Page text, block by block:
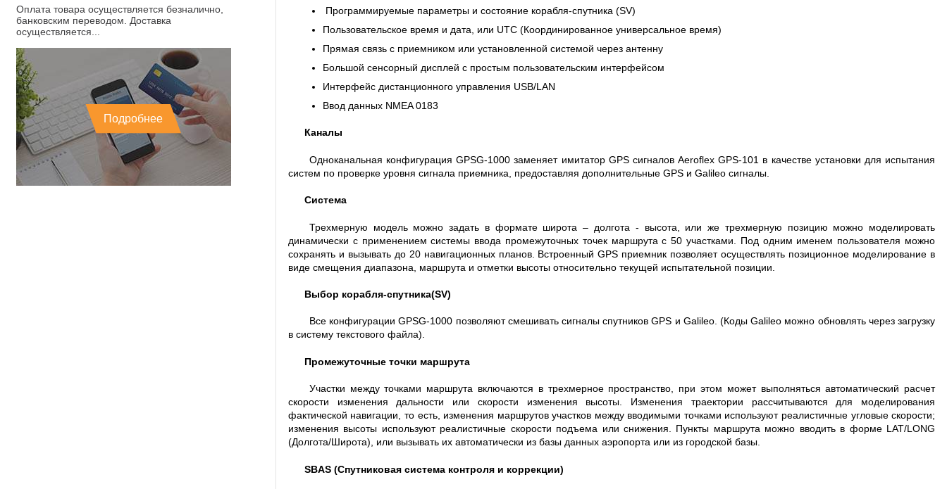
Оплата товара осуществляется безналично,
банковским переводом. Доставка
осуществляется...
Подробнее
Программируемые параметры и состояние корабля-спутника (SV)
Пользовательское время и дата, или UTC (Координированное универсальное время)
Прямая связь с приемником или установленной системой через антенну
Большой сенсорный дисплей с простым пользовательским интерфейсом
Интерфейс дистанционного управления USB/LAN
Ввод данных NMEA 0183
Каналы
Одноканальная конфигурация GPSG-1000 заменяет имитатор GPS сигналов Aeroflex GPS-101 в качестве установки для испытания
систем по проверке уровня сигнала приемника, предоставляя дополнительные GPS и Galileo сигналы.
Система
Трехмерную модель можно задать в формате широта – долгота - высота, или же трехмерную позицию можно моделировать
динамически с применением системы ввода промежуточных точек маршрута с 50 участками. Под одним именем пользователя можно
сохранять и вызывать до 20 навигационных планов. Встроенный GPS приемник позволяет осуществлять позиционное моделирование в
виде смещения диапазона, маршрута и отметки высоты относительно текущей испытательной позиции.
Выбор корабля-спутника(SV)
Все конфигурации GPSG-1000 позволяют смешивать сигналы спутников GPS и Galileo. (Коды Galileo можно обновлять через загрузку
в систему текстового файла).
Промежуточные точки маршрута
Участки между точками маршрута включаются в трехмерное пространство, при этом может выполняться автоматический расчет
скорости изменения дальности или скорости изменения высоты. Изменения траектории рассчитываются для моделирования
фактической навигации, то есть, изменения маршрутов участков между вводимыми точками используют реалистичные угловые скорости;
изменения высоты используют реалистичные скорости подъема или снижения. Пункты маршрута можно вводить в форме LAT/LONG
(Долгота/Широта), или вызывать их автоматически из базы данных аэропорта или из городской базы.
SBAS (Спутниковая система контроля и коррекции)